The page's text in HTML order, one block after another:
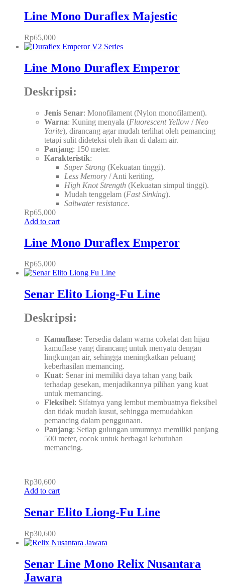
Line Mono Duraflex Majestic
Rp65,000
Line Mono Duraflex Emperor
Deskripsi:
Jenis Senar: Monofilament (Nylon monofilament).
Warna: Kuning menyala (Fluorescent Yellow / Neo
Yarite), dirancang agar mudah terlihat oleh pemancing
tetapi sulit dideteksi oleh ikan di dalam air.
Panjang: 150 meter.
Karakteristik:
Super Strong (Kekuatan tinggi).
Less Memory / Anti keriting.
High Knot Strength (Kekuatan simpul tinggi).
Mudah tenggelam (Fast Sinking).
Saltwater resistance.
Rp65,000
Add to cart
Line Mono Duraflex Emperor
Rp65,000
Senar Elito Liong-Fu Line
Deskripsi:
Kamuflase: Tersedia dalam warna cokelat dan hijau
kamuflase yang dirancang untuk menyatu dengan
lingkungan air, sehingga meningkatkan peluang
keberhasilan memancing.
Kuat: Senar ini memiliki daya tahan yang baik
terhadap gesekan, menjadikannya pilihan yang kuat
untuk memancing.
Fleksibel: Sifatnya yang lembut membuatnya fleksibel
dan tidak mudah kusut, sehingga memudahkan
pemancing dalam penggunaan.
Panjang: Setiap gulungan umumnya memiliki panjang
500 meter, cocok untuk berbagai kebutuhan
memancing.
Rp30,600
Add to cart
Senar Elito Liong-Fu Line
Rp30,600
Senar Line Mono Relix Nusantara
Jawara